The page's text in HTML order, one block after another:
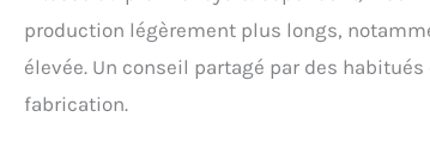
production légèrement plus longs,
élevée. Un conseil partagé par des
fabrication.